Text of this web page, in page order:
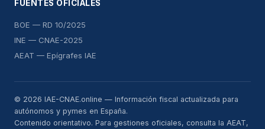
FUENTES OFICIALES
BOE — RD 10/2025
INE — CNAE-2025
AEAT — Epígrafes IAE
© 2026 IAE-CNAE.online — Información fiscal actualizada para
autónomos y pymes en España.
Contenido orientativo. Para gestiones oficiales, consulta la AEAT,